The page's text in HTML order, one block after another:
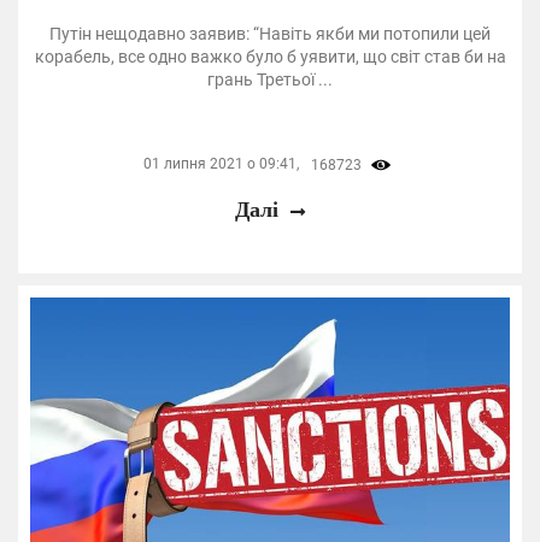
Путін нещодавно заявив: “Навіть якби ми потопили цей
корабель, все одно важко було б уявити, що світ став би на
грань Третьої ...
01 липня 2021 о 09:41, 168723
Далі